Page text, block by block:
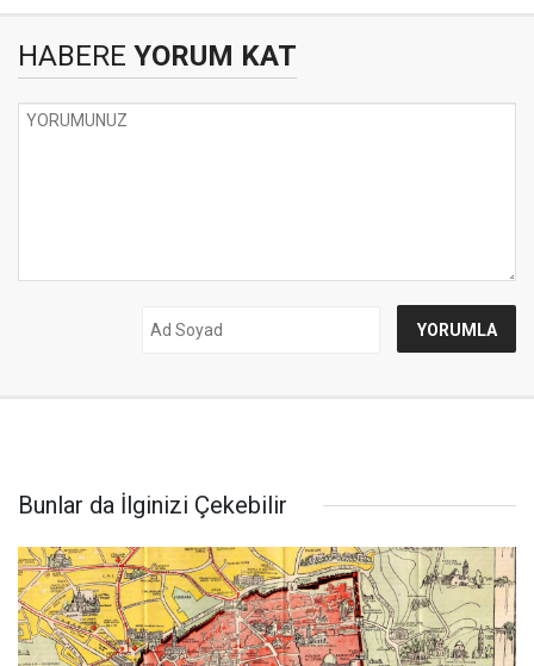
HABERE YORUM KAT
Bunlar da İlginizi Çekebilir